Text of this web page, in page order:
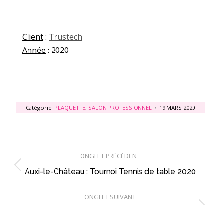
Client: Trustech
Année : 2020
Catégorie PLAQUETTE, SALON PROFESSIONNEL 19 MARS 2020
de
ONGLET PRÉCÉDENT
Onglet
Auxi-le-Château : Tournoi Tennis de table 2020
ONGLET SUIVANT